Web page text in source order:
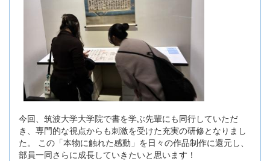
今回、筑波大学大学院で書を学ぶ先輩にも同行していただ
き、専門的な視点からも刺激を受けた充実の研修となりまし
た。 この「本物に触れた感動」を日々の作品制作に還元し、
部員一同さらに成長していきたいと思います！